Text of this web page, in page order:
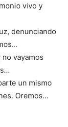
vivo y
denunciando
vayamos
un mismo
Oremos…